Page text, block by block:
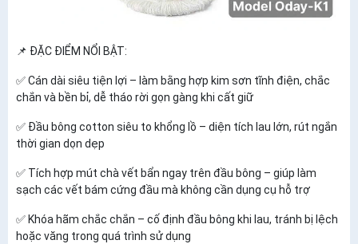
📌 ĐẶC ĐIỂM NỔI BẬT:
✅ Cán dài siêu tiện lợi – làm bằng hợp kim sơn tĩnh điện, chắc
chắn và bền bỉ, dễ tháo rời gọn gàng khi cất giữ
✅ Đầu bông cotton siêu to khổng lồ – diện tích lau lớn, rút ngắn
thời gian dọn dẹp
✅ Tích hợp mút chà vết bẩn ngay trên đầu bông – giúp làm
sạch các vết bám cứng đầu mà không cần dụng cụ hỗ trợ
✅ Khóa hãm chắc chắn – cố định đầu bông khi lau, tránh bị lệch
hoặc văng trong quá trình sử dụng